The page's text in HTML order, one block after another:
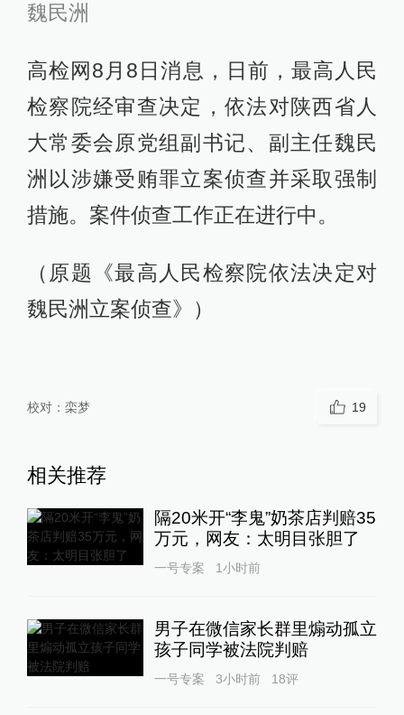
魏民洲
高检网8月8日消息，日前，最高人民
检察院经审查决定，依法对陕西省人
大常委会原党组副书记、副主任魏民
洲以涉嫌受贿罪立案侦查并采取强制
措施。案件侦查工作正在进行中。
（原题《最高人民检察院依法决定对
魏民洲立案侦查》）
校对： 栾梦 19
相关推荐
隔20米开“李鬼”奶茶店判赔35
万元，网友：太明目张胆了
一号专案 1小时前
男子在微信家长群里煽动孤立
孩子同学被法院判赔
一号专案 3小时前 18评